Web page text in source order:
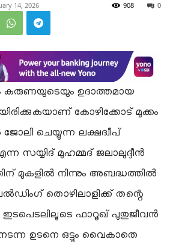
14, 2026 0
908
കരുണയുടെയും ഉദാത്തമായ
കോഴിക്കോട് മുക്കം
ജോലി ചെയ്യുന്ന ലക്ഷദ്വീപ്
സയ്യിദ് മുഹമ്മദ് ജലാലുദ്ദീൻ
മുകളിൽ നിന്നും അബദ്ധത്തിൽ
തൊഴിലാളിക്ക് തന്റെ
ഫാറൂഖ് പുതുജീവൻ
ഉടനെ ഒട്ടും വൈകാതെ